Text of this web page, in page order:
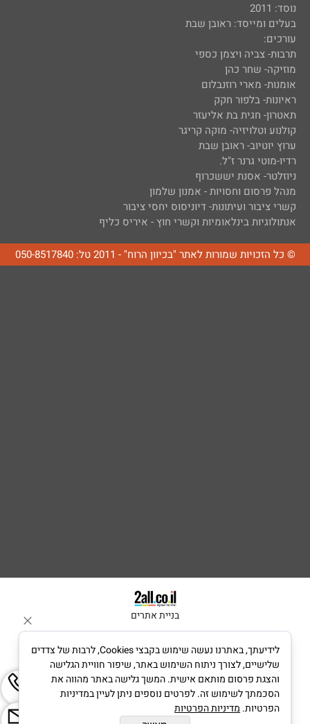
נוסד: 2011
בעלים ומייסד: ראובן שבת
עורכים:
תרבות- צביה ויצמן כספי
מוזיקה- שחר כהן
אומנות- מארי רוזנבלום
ראיונות- בלפור חקק
תאטרון- חגית בת אליעזר
קולנוע וטלויזיה- מוקה קריגר
ערוץ יוטיוב- ראובן שבת
רדיו-מוטי גרנר ז"ל.
ניוזלטר- אסנת יששכרוף
מנהל פרסום וחסויות - אמנון שלמון
קשרי ציבור ועיתונות- דיוניסוס יחסי ציבור
אנתולוגיות בינלאומיות וקשרי חוץ - איריס כליף
© כל הזכויות שמורות לאתר "בכיוון הרוח" - 2011 טל: 050-8517840
בניית אתרים
לידיעתך, באתרנו נעשה שימוש בקבצי Cookies, לרבות של צדדים
שלישיים, לצורך ניתוח השימוש באתר, שיפור חוויית הגלישה
והצגת פרסום מותאם אישית. המשך גלישה באתר מהווה את
הסכמתך לשימוש זה. לפרטים נוספים ניתן לעיין במדיניות
הפרטיות. מדיניות הפרטיות